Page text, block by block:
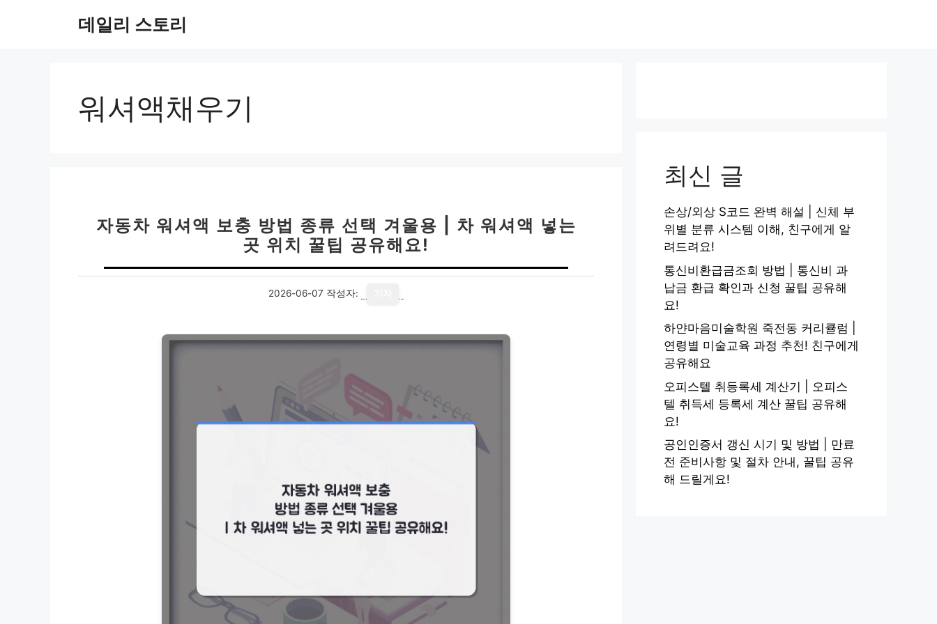
데일리 스토리
워셔액채우기
자동차 워셔액 보충 방법 종류 선택 겨울용 | 차 워셔액 넣는
곳 위치 꿀팁 공유해요!
2026-06-07 작성자:
최신 글
손상/외상 S코드 완벽 해설 | 신체 부
위별 분류 시스템 이해, 친구에게 알
려드려요!
통신비환급금조회 방법 | 통신비 과
납금 환급 확인과 신청 꿀팁 공유해
요!
하얀마음미술학원 죽전동 커리큘럼 |
연령별 미술교육 과정 추천! 친구에게
공유해요
오피스텔 취등록세 계산기 | 오피스
텔 취득세 등록세 계산 꿀팁 공유해
요!
공인인증서 갱신 시기 및 방법 | 만료
전 준비사항 및 절차 안내, 꿀팁 공유
해 드릴게요!